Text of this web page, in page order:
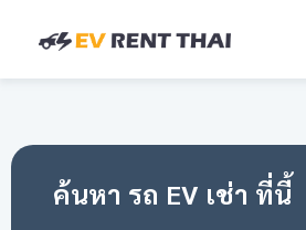
ค้นหา รถ EV เช่า ที่นี้